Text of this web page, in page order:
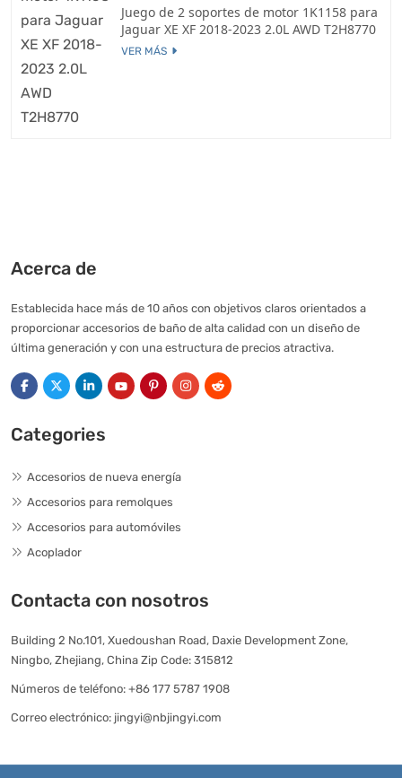
Juego de 2 soportes de motor 1K1158 para
Jaguar XE XF 2018-2023 2.0L AWD T2H8770
VER MÁS
Acerca de
Establecida hace más de 10 años con objetivos claros orientados a
proporcionar accesorios de baño de alta calidad con un diseño de
última generación y con una estructura de precios atractiva.
Categories
Accesorios de nueva energía
Accesorios para remolques
Accesorios para automóviles
Acoplador
Contacta con nosotros
Building 2 No.101, Xuedoushan Road, Daxie Development Zone,
Ningbo, Zhejiang, China Zip Code: 315812
Números de teléfono: +86 177 5787 1908
Correo electrónico: jingyi@nbjingyi.com